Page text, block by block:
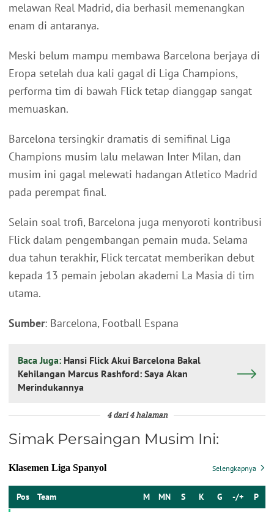
melawan Real Madrid, dia berhasil memenangkan
enam di antaranya.
Meski belum mampu membawa Barcelona berjaya di
Eropa setelah dua kali gagal di Liga Champions,
performa tim di bawah Flick tetap dianggap sangat
memuaskan.
Barcelona tersingkir dramatis di semifinal Liga
Champions musim lalu melawan Inter Milan, dan
musim ini gagal melewati hadangan Atletico Madrid
pada perempat final.
Selain soal trofi, Barcelona juga menyoroti kontribusi
Flick dalam pengembangan pemain muda. Selama
dua tahun terakhir, Flick tercatat memberikan debut
kepada 13 pemain jebolan akademi La Masia di tim
utama.
Sumber: Barcelona, Football Espana
Baca Juga: Hansi Flick Akui Barcelona Bakal
Kehilangan Marcus Rashford: Saya Akan
Merindukannya
4 dari 4 halaman
Simak Persaingan Musim Ini: